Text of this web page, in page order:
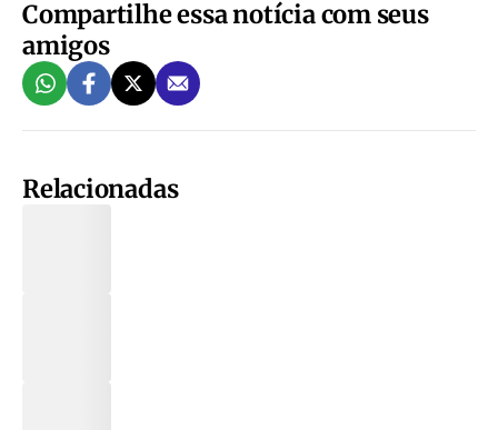
Compartilhe essa notícia com seus
amigos
Relacionadas